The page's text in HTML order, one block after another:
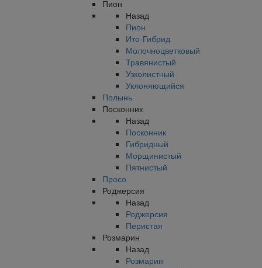
Пион
Назад
Пион
Ито-Гибрид
Молочноцветковый
Травянистый
Узколистный
Уклоняющийся
Полынь
Посконник
Назад
Посконник
Гибридный
Морщинистый
Пятнистый
Просо
Роджерсия
Назад
Роджерсия
Перистая
Розмарин
Назад
Розмарин